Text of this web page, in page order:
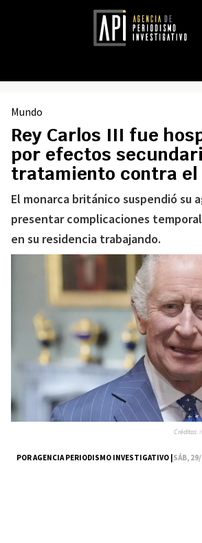
Mundo
Rey Carlos III fue
por efectos
tratamiento contra el
El monarca británico suspendió su
presentar complicaciones
en su residencia trabajando.
POR AGENCIA PERIODISMO INVESTIGATIVO |SÁB,
Créditos: